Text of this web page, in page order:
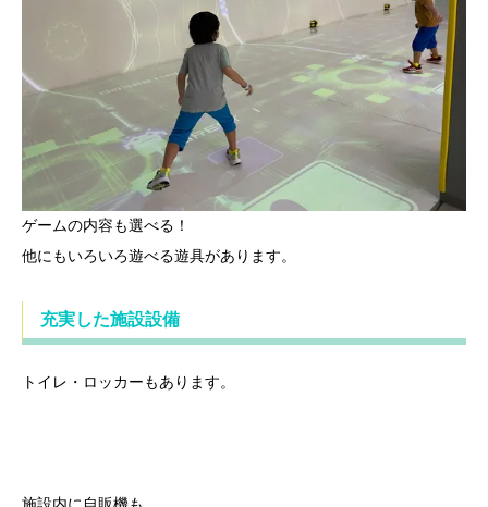
ゲームの内容も選べる！
他にもいろいろ遊べる遊具があります。
充実した施設設備
トイレ・ロッカーもあります。